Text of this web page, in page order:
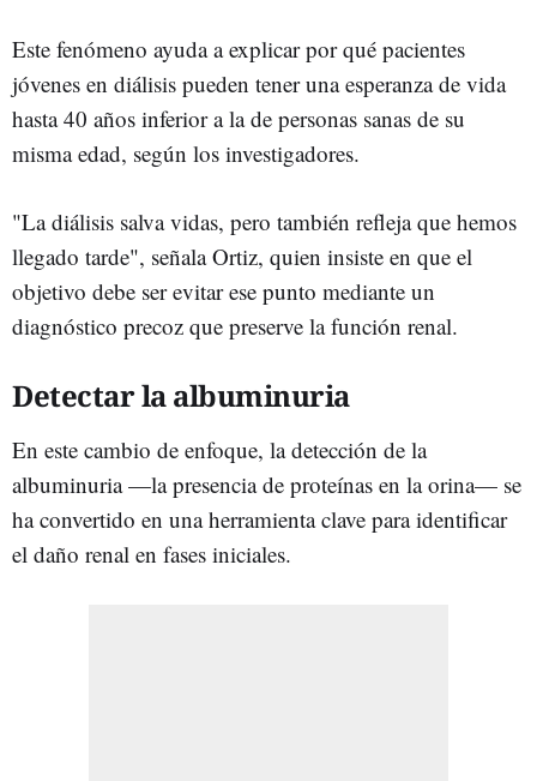
Este fenómeno ayuda a explicar por qué pacientes
jóvenes en diálisis pueden tener una esperanza de vida
hasta 40 años inferior a la de personas sanas de su
misma edad, según los investigadores.
"La diálisis salva vidas, pero también refleja que hemos
llegado tarde", señala Ortiz, quien insiste en que el
objetivo debe ser evitar ese punto mediante un
diagnóstico precoz que preserve la función renal.
Detectar la albuminuria
En este cambio de enfoque, la detección de la
albuminuria —la presencia de proteínas en la orina— se
ha convertido en una herramienta clave para identificar
el daño renal en fases iniciales.